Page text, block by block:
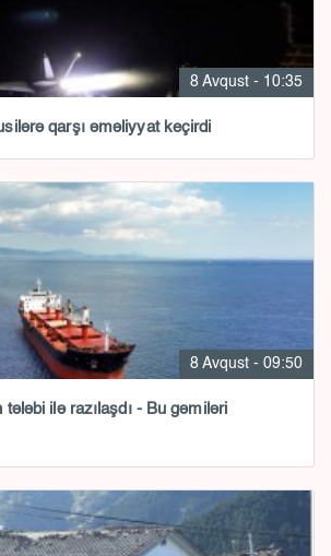
8 Avqust - 10:35
qarşı əməliyyat keçirdi
8 Avqust - 09:50
ilə razılaşdı - Bu gəmiləri